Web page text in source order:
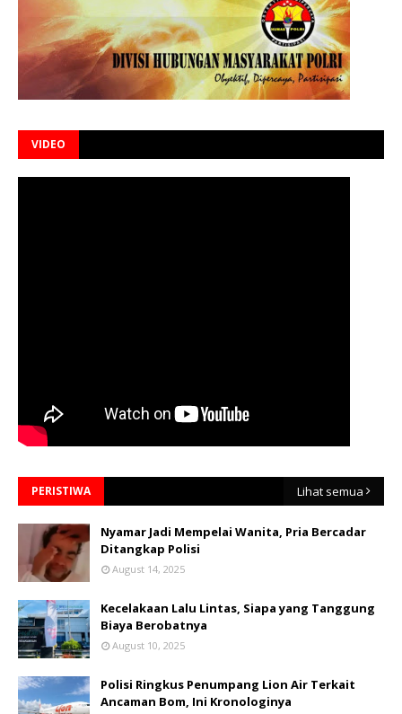
VIDEO
PERISTIWA Lihat semua
Nyamar Jadi Mempelai Wanita, Pria Bercadar
Ditangkap Polisi
August 14, 2025
Kecelakaan Lalu Lintas, Siapa yang Tanggung
Biaya Berobatnya
August 10, 2025
Polisi Ringkus Penumpang Lion Air Terkait
Ancaman Bom, Ini Kronologinya